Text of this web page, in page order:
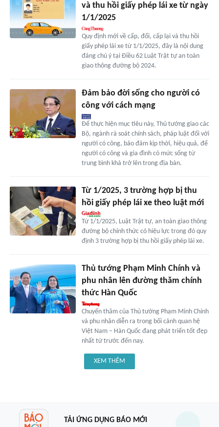
và thu hồi giấy phép lái xe từ ngày
1/1/2025
Quy định mới về cấp, đổi, cấp lại và thu hồi
giấy phép lái xe từ 1/1/2025, đây là nội dung
đáng chú ý tại Điều 62 Luật Trật tự an toàn
giao thông đường bộ 2024.
Đảm bảo đời sống cho người có
công với cách mạng
Để thực hiện mục tiêu này, Thủ tướng giao các
Bộ, ngành rà soát chính sách, pháp luật đối với
người có công, bảo đảm kịp thời, hiệu quả, để
người có công và gia đình có mức sống từ
trung bình khá trở lên trong địa bàn.
Từ 1/2025, 3 trường hợp bị thu
hồi giấy phép lái xe theo luật mới
Từ 1/1/2025, Luật Trật tự, an toàn giao thông
đường bộ chính thức có hiệu lực trong đó quy
định 3 trường hợp bị thu hồi giấy phép lái xe.
Thủ tướng Phạm Minh Chính và
phu nhân lên đường thăm chính
thức Hàn Quốc
Chuyến thăm của Thủ tướng Phạm Minh Chính
và phu nhân diễn ra trong bối cảnh quan hệ
Việt Nam – Hàn Quốc đang phát triển tốt đẹp
nhất từ trước đến nay.
XEM THÊM
TẢI ỨNG DỤNG BÁO MỚI